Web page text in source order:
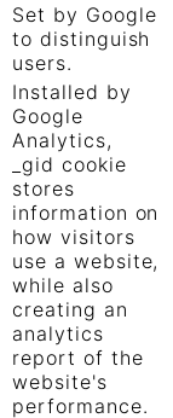
Set by Google
to distinguish
users.
Installed by
Google
Analytics,
_gid cookie
stores
information on
how visitors
use a website,
while also
creating an
analytics
report of the
website's
performance.